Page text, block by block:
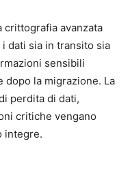
avanzata
dati sia in transito sia
sensibili
dopo la migrazione. La
perdita di dati,
critiche vengano
integre.